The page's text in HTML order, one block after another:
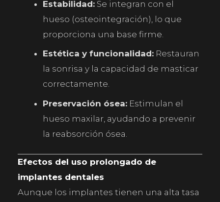
Estabilidad: Se integran con el
hueso (osteointegración), lo que
proporciona una base firme.
Estética y funcionalidad: Restauran
la sonrisa y la capacidad de masticar
correctamente.
Preservación ósea: Estimulan el
hueso maxilar, ayudando a prevenir
la reabsorción ósea.
Efectos del uso prolongado de
implantes dentales
Aunque los implantes tienen una alta tasa